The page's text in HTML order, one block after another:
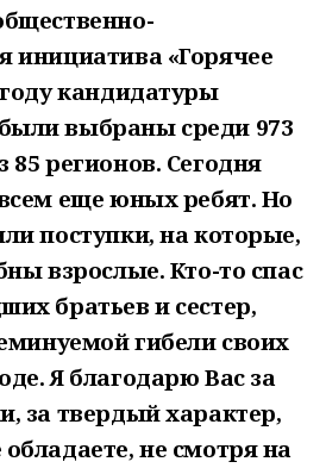
инициатива «Горячее
кандидатуры
выбраны среди 973
85 регионов. Сегодня
еще юных ребят. Но
поступки, на которые,
взрослые. Кто-то спас
братьев и сестер,
гибели своих
Я благодарю Вас за
за твердый характер,
не смотря на